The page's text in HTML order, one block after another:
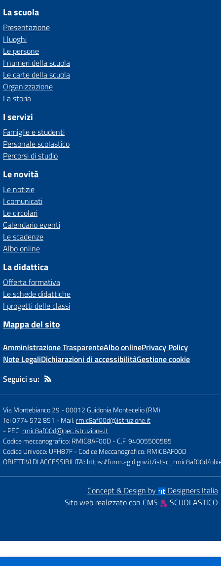
La scuola
Presentazione
I luoghi
Le persone
I numeri della scuola
Le carte della scuola
Organizzazione
La storia
I servizi
Famiglie e studenti
Personale scolastico
Percorsi di studio
Le novità
Le notizie
I comunicati
Le circolari
Calendario eventi
Le scadenze
Albo online
La didattica
Offerta formativa
Le schede didattiche
I progetti delle classi
Mappa del sito
Amministrazione TrasparenteAlbo onlinePrivacy Policy
Note LegaliDichiarazioni di accessibilitàGestione cookie
Seguici su:
Via Montebianco 29 -00012 Guidonia Montecelio (RM)
Tel 0774 572 851 - Mail: rmic8af00d@istruzione.it
- PEC: rmic8af00d@pec.istruzione.it
Codice meccanografico: RMIC8AF00D- C.F. 94005500585
Codice Univoco: UFH87F- Codice Meccanografico: RMIC8AF00D
OBIETTIVI DI ACCESSIBILITA': https://form.agid.gov.it/istsc_rmic8af00d/
Concept & Design by
Designers Italia
Sito web realizzato con CMS
SCUOLASTICO